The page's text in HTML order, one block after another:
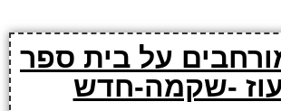
על בית ספר
עוז -שקמה-חדש